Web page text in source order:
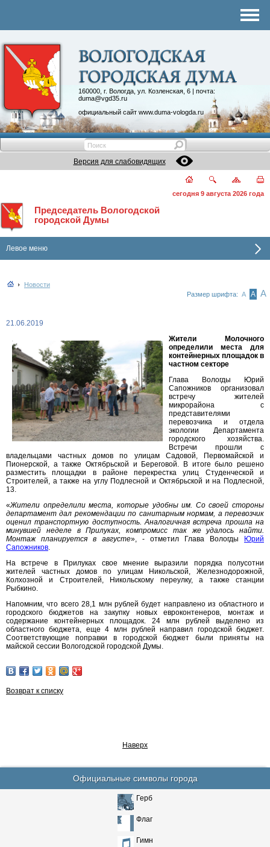
160000, г. Вологда, ул. Козленская, 6 | почта:
duma@vgd35.ru
официальный сайт www.duma-vologda.ru
Контакты
Депутатские объединения
Версия для слабовидящих
сегодня 9 августа 2026 года
Председатель Вологодской
городской Думы
Левое меню
Новости
Размер шрифта: А А А
21.06.2019
Жители Молочного
определили места для
контейнерных площадок в
частном секторе
Глава Вологды Юрий
Сапожников организовал
встречу жителей
микрорайона с
представителями
перевозчика и отдела
экологии Департамента
городского хозяйства.
Встречи прошли с
владельцами частных домов по улицам Садовой, Первомайской и
Пионерской, а также Октябрьской и Береговой. В итоге было решено
разместить площадки в районе перекрестка улиц Студенческой и
Строителей, а также на углу Подлесной и Октябрьской и на Подлесной,
13.
«Жители определили места, которые удобны им. Со своей стороны
департамент дал рекомендации по санитарным нормам, а перевозчик
оценил транспортную доступность. Аналогичная встреча прошла на
минувшей неделе в Прилуках, компромисс так же удалось найти.
Монтаж планируется в августе», - отметил Глава Вологды
Юрий
Сапожников.
На встрече в Прилуках свое мнение выразили порядка полусотни
жителей частных домов по улицам Никольской, Железнодорожной,
Колхозной и Строителей, Никольскому переулку, а также станции
Рыбкино.
Напомним, что всего 28,1 млн рублей будет направлено из областного и
городского бюджетов на закупку новых евроконтенеров, монтаж и
содержание контейнерных площадок. 24 млн рублей выделено из
областного бюджета, еще 4 млн рублей направил городской бюджет.
Соответствующие поправки в городской бюджет были приняты на
майской сессии Вологодской городской Думы.
Возврат к списку
Наверх
Официальные символы города
Герб
Флаг
Гимн